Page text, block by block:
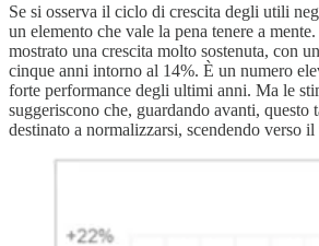
Se si osserva il ciclo di crescita degli utili
un elemento che vale la pena tenere a
mostrato una crescita molto sostenuta, con
cinque anni intorno al 14%. È un numero
forte performance degli ultimi anni. Ma le
suggeriscono che, guardando avanti, questo
destinato a normalizzarsi, scendendo verso